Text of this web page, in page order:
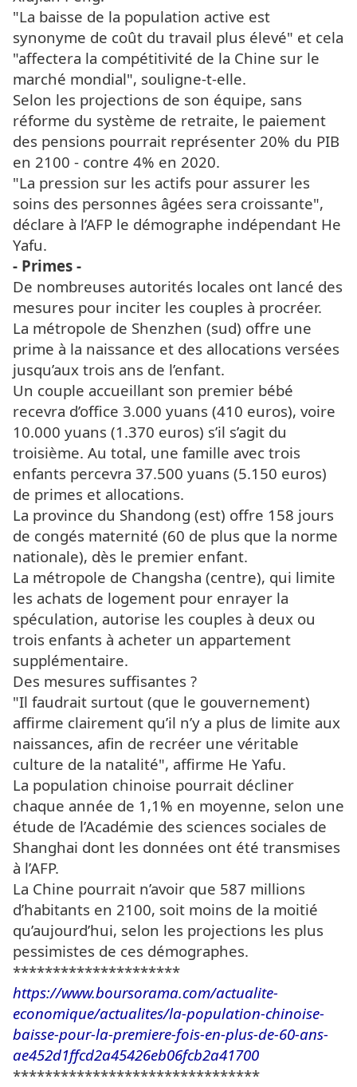
"La baisse de la population active est
synonyme de coût du travail plus élevé" et cela
"affectera la compétitivité de la Chine sur le
marché mondial", souligne-t-elle.
Selon les projections de son équipe, sans
réforme du système de retraite, le paiement
des pensions pourrait représenter 20% du PIB
en 2100 - contre 4% en 2020.
"La pression sur les actifs pour assurer les
soins des personnes âgées sera croissante",
déclare à l’AFP le démographe indépendant He
Yafu.
- Primes -
De nombreuses autorités locales ont lancé des
mesures pour inciter les couples à procréer.
La métropole de Shenzhen (sud) offre une
prime à la naissance et des allocations versées
jusqu’aux trois ans de l’enfant.
Un couple accueillant son premier bébé
recevra d’office 3.000 yuans (410 euros), voire
10.000 yuans (1.370 euros) s’il s’agit du
troisième. Au total, une famille avec trois
enfants percevra 37.500 yuans (5.150 euros)
de primes et allocations.
La province du Shandong (est) offre 158 jours
de congés maternité (60 de plus que la norme
nationale), dès le premier enfant.
La métropole de Changsha (centre), qui limite
les achats de logement pour enrayer la
spéculation, autorise les couples à deux ou
trois enfants à acheter un appartement
supplémentaire.
Des mesures suffisantes ?
"Il faudrait surtout (que le gouvernement)
affirme clairement qu’il n’y a plus de limite aux
naissances, afin de recréer une véritable
culture de la natalité", affirme He Yafu.
La population chinoise pourrait décliner
chaque année de 1,1% en moyenne, selon une
étude de l’Académie des sciences sociales de
Shanghai dont les données ont été transmises
à l’AFP.
La Chine pourrait n’avoir que 587 millions
d’habitants en 2100, soit moins de la moitié
qu’aujourd’hui, selon les projections les plus
pessimistes de ces démographes.
*********************
https://www.boursorama.com/actualite-
economique/actualites/la-population-chinoise-
baisse-pour-la-premiere-fois-en-plus-de-60-ans-
ae452d1ffcd2a45426eb06fcb2a41700
*******************************